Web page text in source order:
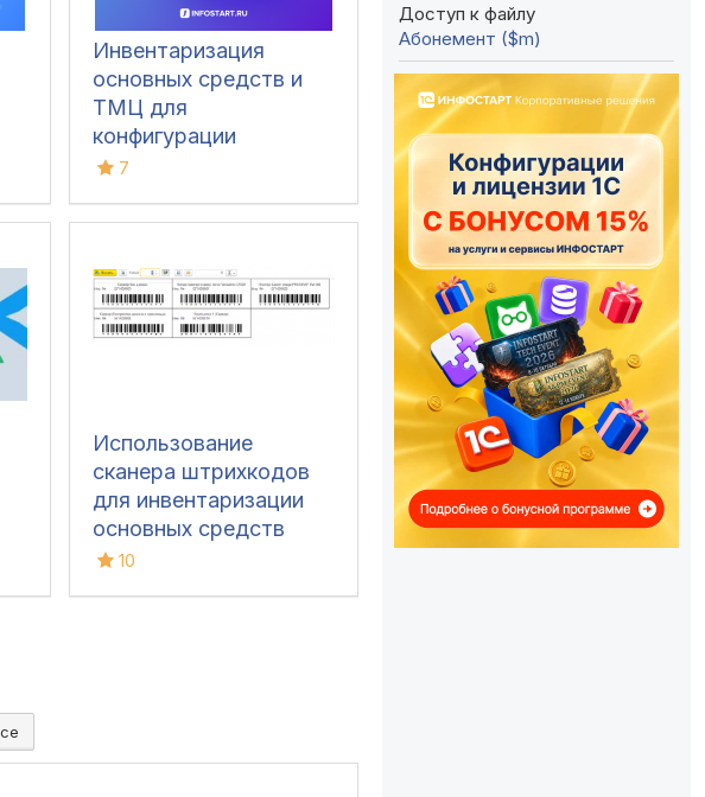
Инвентаризация
основных средств и
ТМЦ для
конфигурации
1С:Бухгалтерия 3.0
7
Использование
сканера штрихкодов
для инвентаризации
основных средств
10
Доступ к файлу
Абонемент ($m)